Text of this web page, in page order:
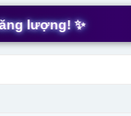
r
t
e
✨